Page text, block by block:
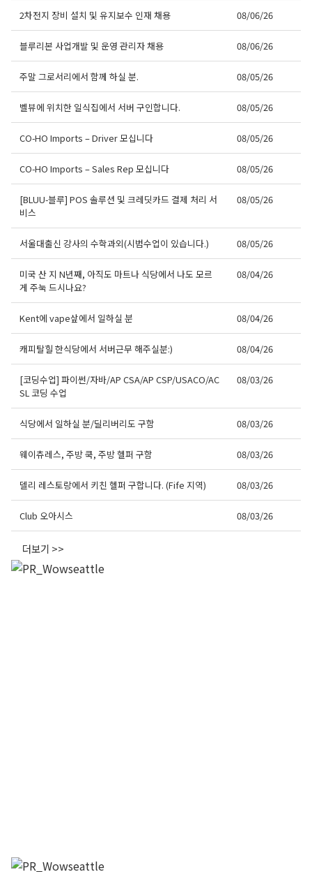
2차전지 장비 설치 및 유지보수 인재 채용 08/06/26
블루리본 사업개발 및 운영 관리자 채용 08/06/26
주말 그로서리에서 함께 하실 분. 08/05/26
벨뷰에 위치한 일식집에서 서버 구인합니다. 08/05/26
CO-HO Imports – Driver 모십니다 08/05/26
CO-HO Imports – Sales Rep 모십니다 08/05/26
[BLUU-블루] POS 솔루션 및 크레딧카드 결제 처리 서
비스
08/05/26
서울대출신 강사의 수학과외(시범수업이 있습니다.) 08/05/26
미국 산 지 N년째, 아직도 마트나 식당에서 나도 모르
게 주눅 드시나요?
08/04/26
Kent에 vape샆에서 일하실 분 08/04/26
캐피탈힐 한식당에서 서버근무 해주실분:) 08/04/26
[코딩수업] 파이썬/자바/AP CSA/AP CSP/USACO/AC
SL 코딩 수업
08/03/26
식당에서 일하실 분/딜리버리도 구함 08/03/26
웨이츄레스, 주방 쿡, 주방 헬퍼 구함 08/03/26
델리 레스토랑에서 키친 헬퍼 구합니다. (Fife 지역) 08/03/26
Club 오아시스 08/03/26
더보기 >>